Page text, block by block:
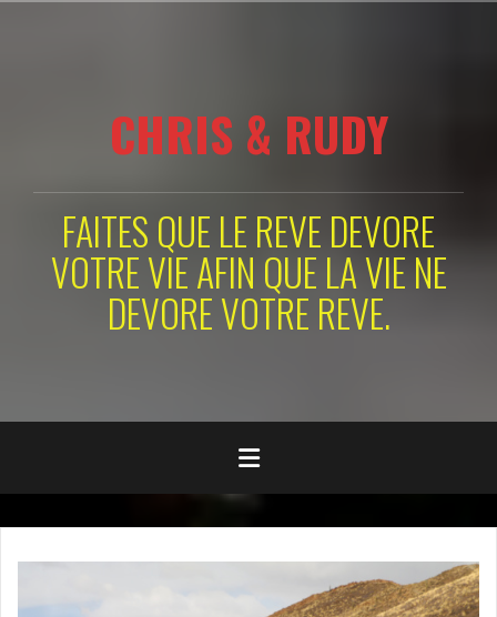
CHRIS & RUDY
FAITES QUE LE REVE DEVORE
VOTRE VIE AFIN QUE LA VIE NE
DEVORE VOTRE REVE.